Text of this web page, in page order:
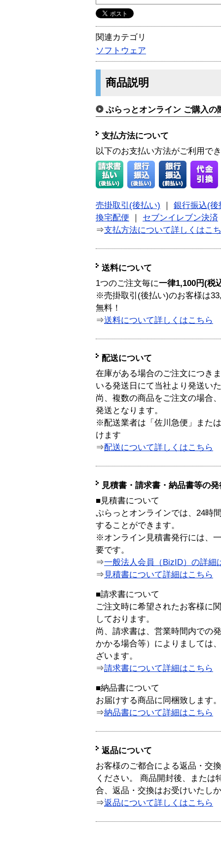
関連カテゴリ
ソフトウェア
商品説明
ぷらっとオンライン ご購入の
支払方法について
以下のお支払い方法がご利用で
売掛取引(後払い)
銀行振込(後
換宅配便
セブンイレブン決済
⇒支払方法について詳しくはこ
送料について
1つのご注文毎に一律1,100円(税
※売掛取引(後払い)のお客様は
無料！
⇒送料について詳しくはこちら
配送について
在庫がある場合のご注文につき
いる発送日にて当社より発送い
尚、複数の商品をご注文の場合
発送となります。
※配送業者は「佐川急便」また
けます
⇒配送について詳しくはこちら
見積書・請求書・納品書等の
■見積書について
ぷらっとオンラインでは、24時
することができます。
※オンライン見積書発行には、
要です。
⇒一般法人会員（BizID）の詳細
⇒ 見積書について詳細はこちら
■請求書について
ご注文時に希望されたお客様に
しております。
尚、請求書は、営業時間内での
かかる場合等）によりましては
ざいます。
⇒請求書について詳細はこちら
■納品書について
お届けする商品に同梱致します。
⇒納品書について詳細はこちら
返品について
お客様のご都合による返品・交
ください。 商品開封後、または
合、返品・交換はお受けいたし
⇒返品について詳しくはこちら